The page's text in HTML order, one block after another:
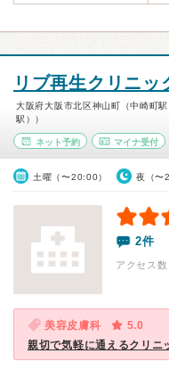
リブ再生クリニッ
大阪府大阪市北区神山町（中崎町
駅））
ネット予約 マイナ受付
土曜（〜20:00） 夜（〜
2件
アクセス
美容皮膚科
5.0
親切で気軽に通えるクリニ